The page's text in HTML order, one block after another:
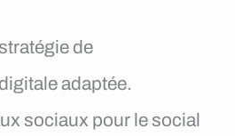
de
adaptée.
sociaux pour le social